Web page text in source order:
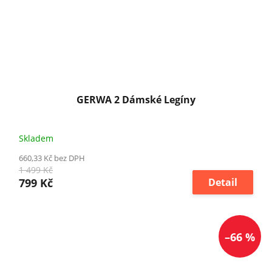
GERWA 2 Dámské Legíny
Skladem
660,33 Kč bez DPH
1 499 Kč
799 Kč Detail
–66 %